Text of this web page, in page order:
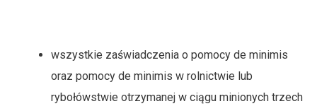
wszystkie zaświadczenia o pomocy de minimis
oraz pomocy de minimis w rolnictwie lub
rybołówstwie otrzymanej w ciągu minionych trzech